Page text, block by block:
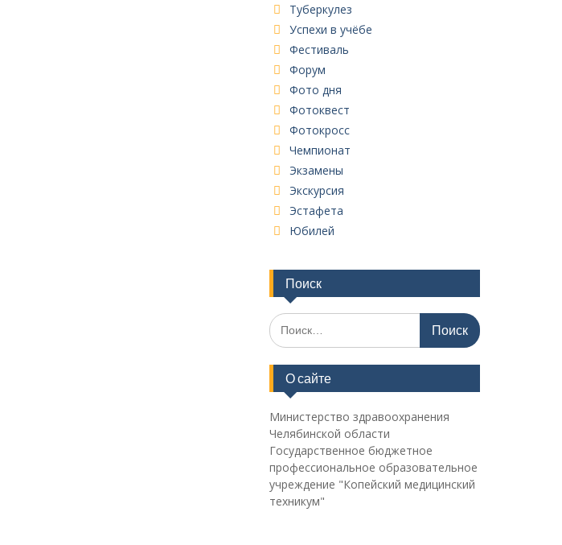
Туберкулез
Успехи в учёбе
Фестиваль
Форум
Фото дня
Фотоквест
Фотокросс
Чемпионат
Экзамены
Экскурсия
Эстафета
Юбилей
Поиск
Поиск
по:
О сайте
Министерство здравоохранения
Челябинской области
Государственное бюджетное
профессиональное образовательное
учреждение "Копейский медицинский
техникум"